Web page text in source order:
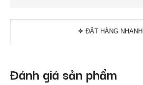
ĐẶT HÀNG NHANH
Đánh giá sản phẩm